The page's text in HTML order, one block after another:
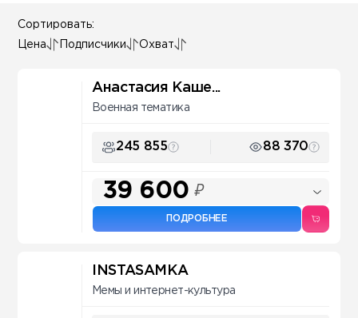
Сортировать:
Цена Подписчики Охват
Анастасия Каше...
Военная тематика
245 855 88 370
39 600 ₽
ПОДРОБНЕЕ
INSTASAMKA
Мемы и интернет-культура